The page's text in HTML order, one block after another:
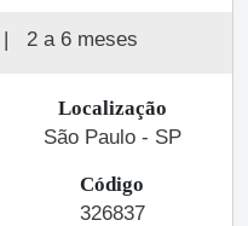
| 2 a 6 meses
Localização
São Paulo - SP
Código
326837